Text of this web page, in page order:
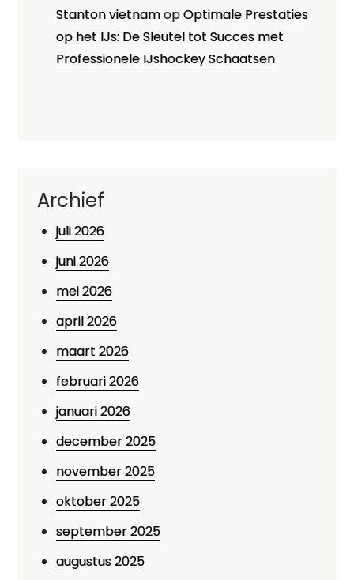
Stanton vietnamopOptimale Prestaties
op het IJs: De Sleutel tot Succes met
Professionele IJshockey Schaatsen
Archief
juli 2026
juni 2026
mei 2026
april 2026
maart 2026
februari 2026
januari 2026
december 2025
november 2025
oktober 2025
september 2025
augustus 2025